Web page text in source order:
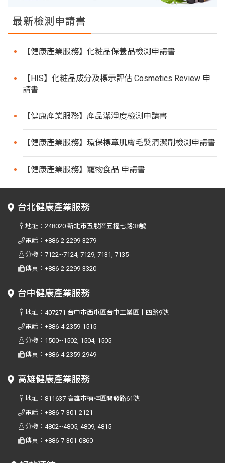
最新檢測申請書
【健康產業服務】化粧品保養品檢測申請書
【HIS】化粧品成分及標示評估 Cosmetics Review 申
請書
【健康產業服務】產品潔淨度檢測申請書
【健康產業服務】環保標章肌膚毛髮清潔劑檢測申請書
【健康產業服務】寵物食品 申請書
台北健康產業服務
地址：248020 新北市五股區五權七路38號
電話：+886-2-2299-3279
分機：7122~7124, 7129, 7131, 7135
傳真：+886-2-2299-3320
台中健康產業服務
地址：407271 台中市西屯區台中工業區十四路9號
電話：+886-4-2359-1515
分機：1500~1502, 1504, 1505
傳真：+886-4-2359-2949
高雄健康產業服務
地址：811637 高雄市楠梓區開發路61號
電話：+886-7-301-2121
分機：4802~4805, 4809, 4815
傳真：+886-7-301-0860